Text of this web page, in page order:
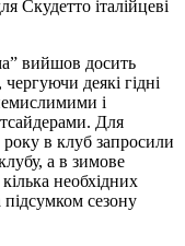
Скудетто італійцеві
вийшов досить
деякі гідні
і
Для
року в клуб запросили
а в зимове
необхідних
сезону